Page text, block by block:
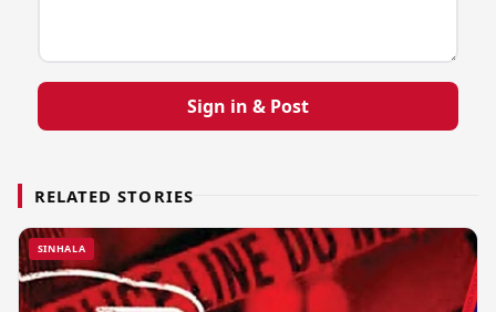
Sign in & Post
RELATED STORIES
SINHALA